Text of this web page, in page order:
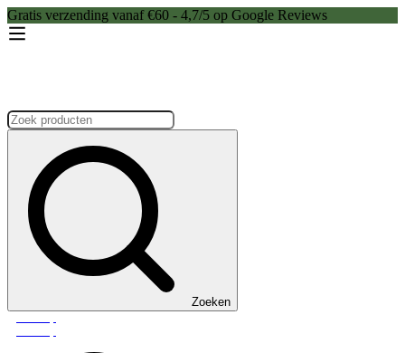
Gratis verzending vanaf €60 - 4,7/5 op Google Reviews
Zoeken:
Zoeken